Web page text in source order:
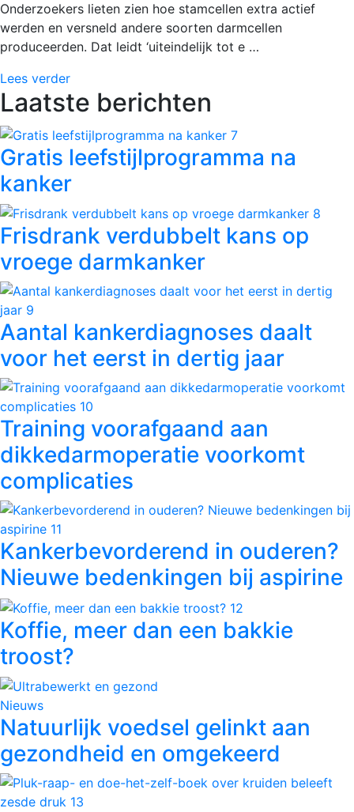
Onderzoekers lieten zien hoe stamcellen extra actief
werden en versneld andere soorten darmcellen
produceerden. Dat leidt ‘uiteindelijk tot e …
Lees verder
Laatste berichten
Gratis leefstijlprogramma na
kanker
Frisdrank verdubbelt kans op
vroege darmkanker
Aantal kankerdiagnoses daalt
voor het eerst in dertig jaar
Training voorafgaand aan
dikkedarmoperatie voorkomt
complicaties
Kankerbevorderend in ouderen?
Nieuwe bedenkingen bij aspirine
Koffie, meer dan een bakkie
troost?
Nieuws
Natuurlijk voedsel gelinkt aan
gezondheid en omgekeerd